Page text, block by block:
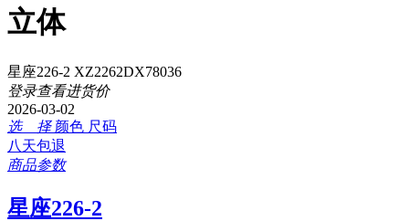
立体
星座226-2 XZ2262DX78036
登录查看进货价
2026-03-02
选 择 颜色 尺码
八天包退
商品参数
星座226-2